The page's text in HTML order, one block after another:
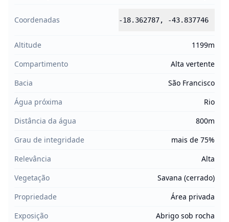
Coordenadas -18.362787, -43.837746
Altitude
1199m
Compartimento
Alta vertente
Bacia
São Francisco
Água próxima
Rio
Distância da água
800m
Grau de integridade
mais de 75%
Relevância
Alta
Vegetação
Savana (cerrado)
Propriedade
Área privada
Exposição
Abrigo sob rocha